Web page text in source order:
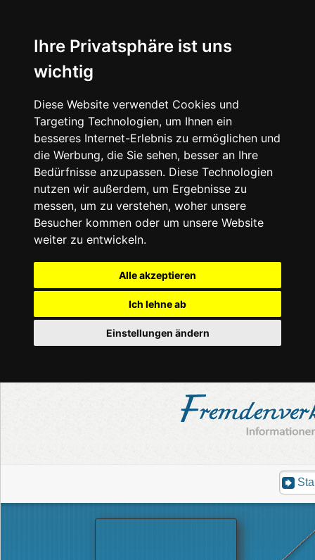
Ihre Privatsphäre ist uns
wichtig
Diese Website verwendet Cookies und
Targeting Technologien, um Ihnen ein
besseres Internet-Erlebnis zu ermöglichen und
die Werbung, die Sie sehen, besser an Ihre
Bedürfnisse anzupassen. Diese Technologien
nutzen wir außerdem, um Ergebnisse zu
messen, um zu verstehen, woher unsere
Besucher kommen oder um unsere Website
weiter zu entwickeln.
Alle akzeptieren
Ich lehne ab
Einstellungen ändern